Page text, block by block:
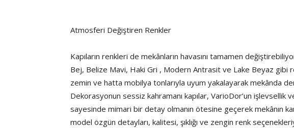
Atmosferi Değiştiren Renkler
Kapıların renkleri de mekânların havasını tamamen
Bej, Belize Mavi, Haki Gri , Modern Antrasit ve Lake Beyaz gibi
zemin ve hatta mobilya tonlarıyla uyum yakalayarak mekânda
Dekorasyonun sessiz kahramanı kapılar, VarioDor’un işlevsellik
sayesinde mimari bir detay olmanın ötesine geçerek mekânın
model özgün detayları, kalitesi, şıklığı ve zengin renk